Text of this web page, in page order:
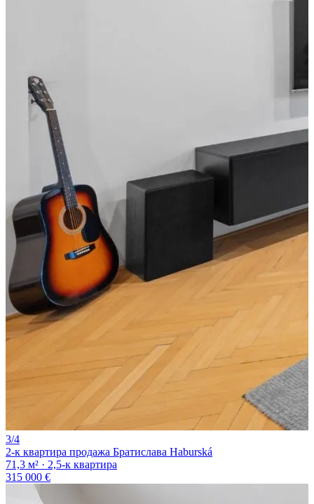
3/4
2-к квартира продажа Братислава Haburská
71,3 м² · 2,5-к квартира
315 000 €